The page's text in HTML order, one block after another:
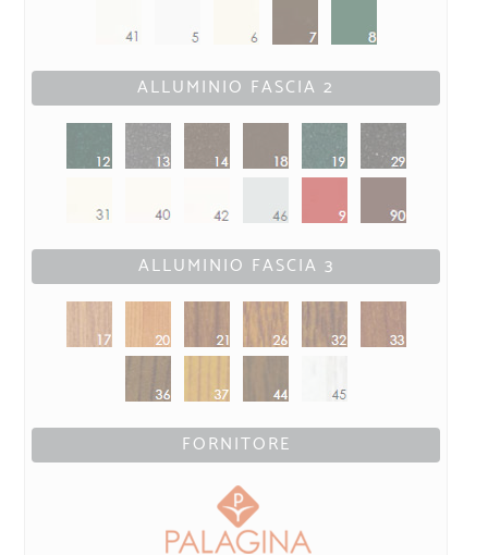
ALLUMINIO FASCIA 2
ALLUMINIO FASCIA 3
FORNITORE